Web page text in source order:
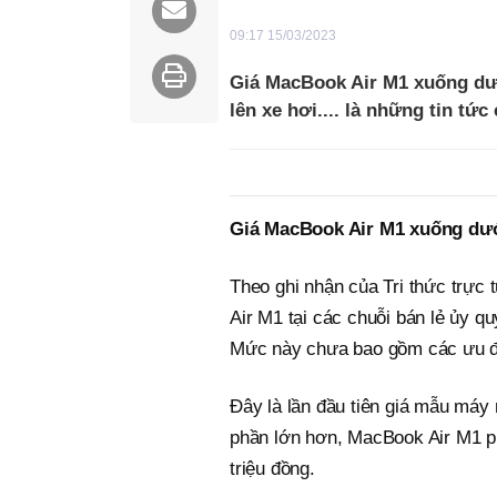
09:17 15/03/2023
Giá MacBook Air M1 xuống
lên xe hơi.... là những tin tức
Giá MacBook Air M1 xuống
Theo ghi nhận của Tri thức trực
Air M1 tại các chuỗi bán lẻ ủy
Mức này chưa bao gồm các ưu
Đây là lần đầu tiên giá mẫu
phần lớn hơn, MacBook Air M1
triệu đồng.